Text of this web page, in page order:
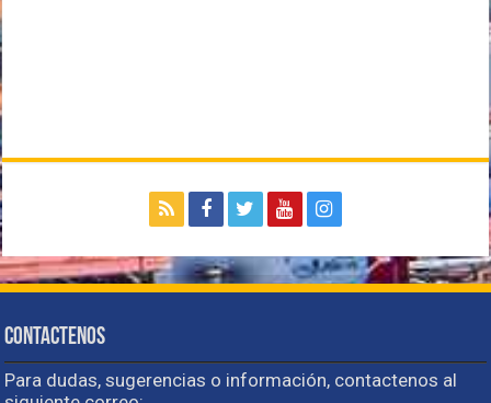
Contactenos
Para dudas, sugerencias o información, contactenos al